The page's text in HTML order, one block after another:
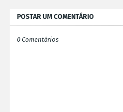
POSTAR UM COMENTÁRIO
0 Comentários